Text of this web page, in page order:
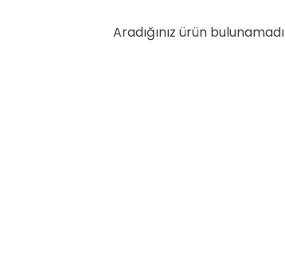
Aradığınız ürün bulunamadı